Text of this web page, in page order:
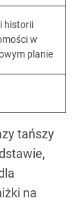
historii
w
planie
tańszy
na